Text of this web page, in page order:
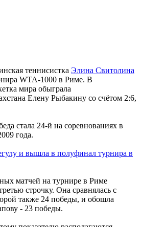
теннисистка Элина Свитолина
WTA-1000 в Риме. В
мира обыграла
Елену Рыбакину со счётом 2:6,
стала 24-й на соревнованиях в
года.
и вышла в полуфинал турнира в
матчей на турнире в Риме
строчку. Она сравнялась с
также 24 победы, и обошла
- 23 победы.